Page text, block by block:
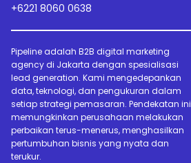
+6221 8060 0638
Pipeline adalah B2B digital marketing
agency di Jakarta dengan spesialisasi
lead generation. Kami mengedepankan
data, teknologi, dan pengukuran dalam
setiap strategi pemasaran. Pendekatan ini
memungkinkan perusahaan melakukan
perbaikan terus-menerus, menghasilkan
pertumbuhan bisnis yang nyata dan
terukur.